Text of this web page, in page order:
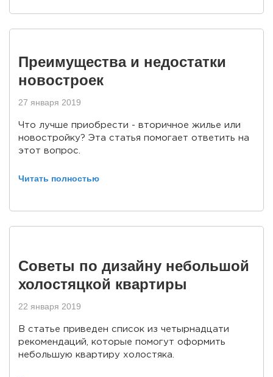
Преимущества и недостатки
новостроек
27 января 2019
Что лучше приобрести - вторичное жилье или
новостройку? Эта статья помогает ответить на
этот вопрос.
Читать полностью
Советы по дизайну небольшой
холостяцкой квартиры
22 января 2019
В статье приведен список из четырнадцати
рекомендаций, которые помогут оформить
небольшую квартиру холостяка.